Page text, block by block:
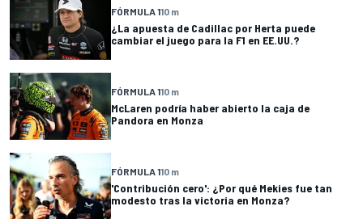
FÓRMULA 110 m
¿La apuesta de Cadillac por Herta puede
cambiar el juego para la F1 en EE.UU.?
FÓRMULA 110 m
McLaren podría haber abierto la caja de
Pandora en Monza
FÓRMULA 110 m
'Contribución cero': ¿Por qué Mekies fue tan
modesto tras la victoria en Monza?